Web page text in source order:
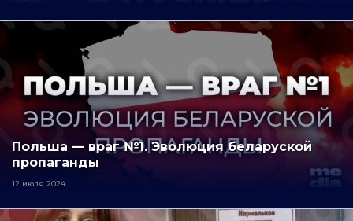
Польша — враг №1. Эволюция беларуской
пропаганды
12 июля 2024